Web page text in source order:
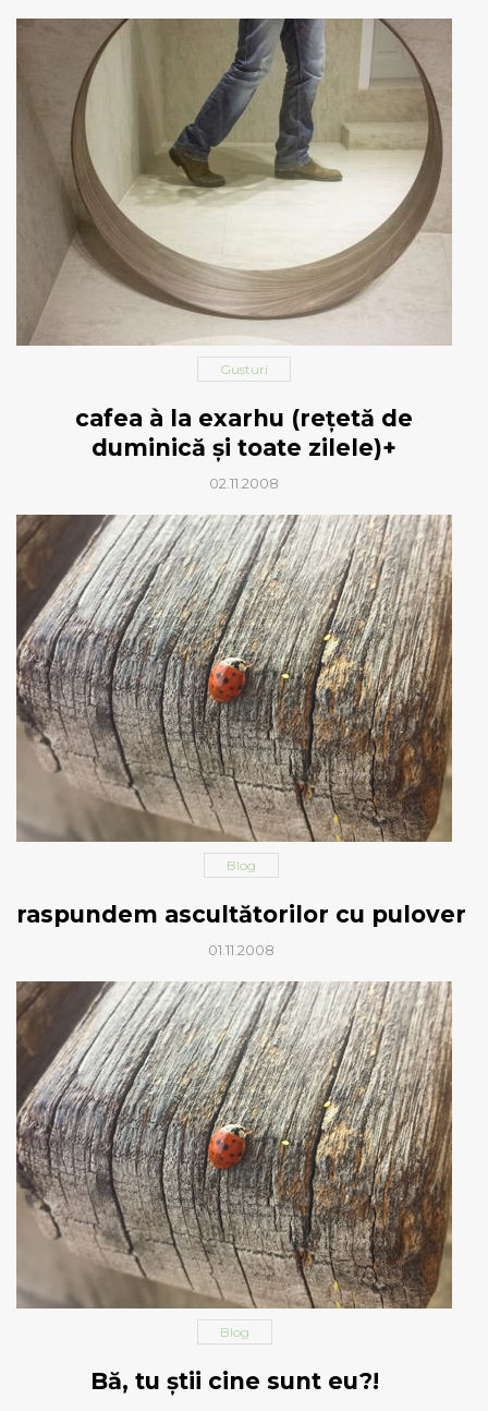
Gusturi
cafea à la exarhu (reţetă de
duminică şi toate zilele)+
02.11.2008
Blog
raspundem ascultătorilor cu pulover
01.11.2008
Blog
Bă, tu ştii cine sunt eu?!